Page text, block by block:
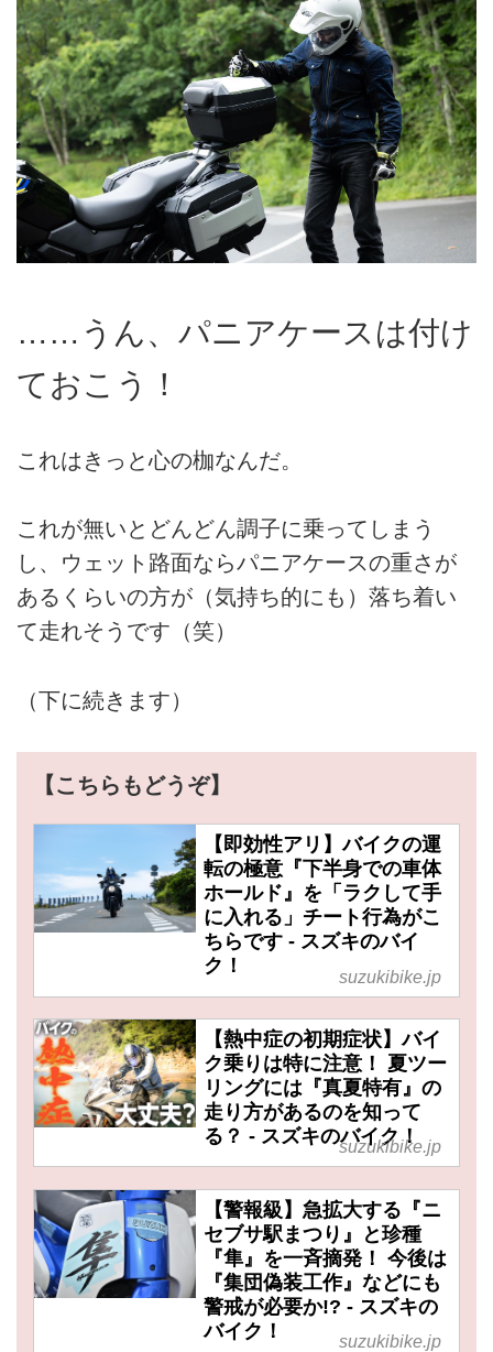
……うん、パニアケースは付け
ておこう！
これはきっと心の枷なんだ。
これが無いとどんどん調子に乗ってしまう
し、ウェット路面ならパニアケースの重さが
あるくらいの方が（気持ち的にも）落ち着い
て走れそうです（笑）
（下に続きます）
【こちらもどうぞ】
【即効性アリ】バイクの運
転の極意『下半身での車体
ホールド』を「ラクして手
に入れる」チート行為がこ
ちらです - スズキのバイ
ク！
suzukibike.jp
【熱中症の初期症状】バイ
ク乗りは特に注意！ 夏ツー
リングには『真夏特有』の
走り方があるのを知って
る？ - スズキのバイク！
suzukibike.jp
【警報級】急拡大する『ニ
セブサ駅まつり』と珍種
『隼』を一斉摘発！ 今後は
『集団偽装工作』などにも
警戒が必要か!? - スズキの
バイク！
suzukibike.jp